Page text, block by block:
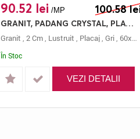
90.52 lei /MP 100.58
GRANIT, PADANG CRYSTAL, PLACAJ, 60X15, 2, LUSTRUIT
Granit , 2 Cm, Lustruit , Placaj, Gri, 60x15
În Stoc
VEZI DETALII